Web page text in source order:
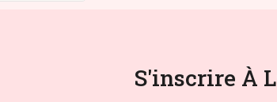
S'inscrire À